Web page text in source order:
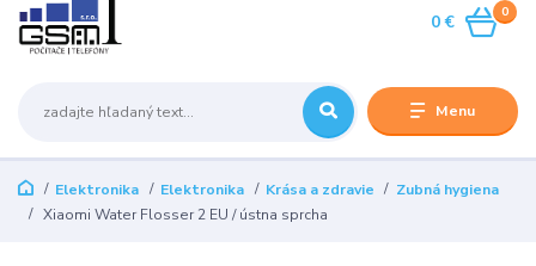
Menu
0
0 €
Elektronika Elektronika Krása a zdravie
Zubná hygiena
Xiaomi Water Flosser 2 EU / ústna sprcha